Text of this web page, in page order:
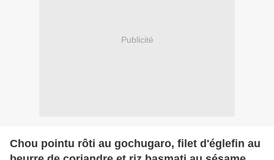
Publicité
Chou pointu rôti au gochugaro, filet d'églefin au